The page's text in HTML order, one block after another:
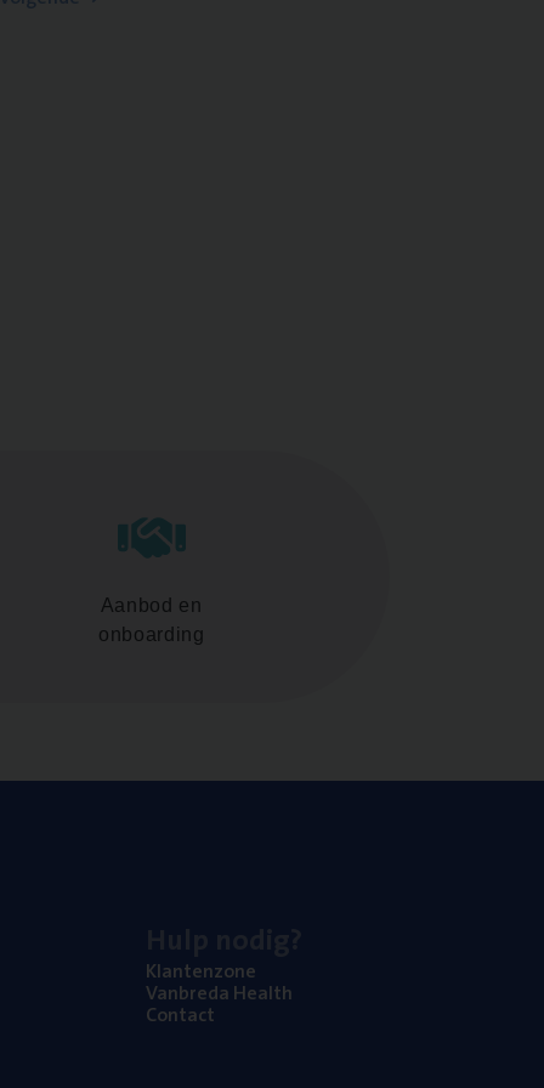
Aanbod en
onboarding
Klan­ten­zo­ne
Van­b­re­da Health
Con­tact